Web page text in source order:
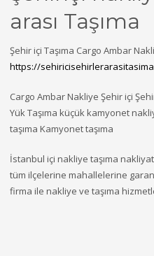
arası Taşıma
Şehir içi Taşıma Cargo Ambar
https://
Cargo Ambar Nakliye Şehir içi
Yük Taşıma küçük kamyonet
taşıma Kamyonet taşıma
İstanbul içi nakliye taşıma
tüm ilçelerine mahallelerine
firma ile nakliye ve taşıma